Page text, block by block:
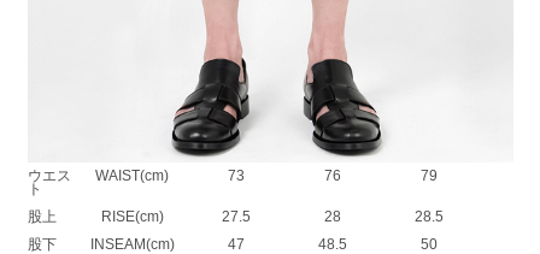
膝が隠れる丈なので、上品で抜け感もあるイージーパンツ仕様のワイドパ
POLYESTER SUMMER CLOTH INKJET BUTTERFLY：POLYESTER
42 44
ウエス
ト
WAIST(cm) 73 76 79
股上 RISE(cm) 27.5 28
28.5
股下
INSEAM(cm) 47 48.5
50